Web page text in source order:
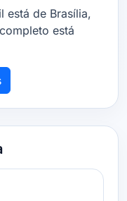
está de Brasília,
está